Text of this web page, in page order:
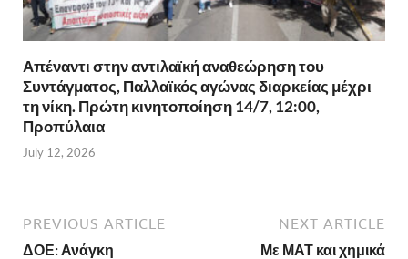
Απέναντι στην αντιλαϊκή αναθεώρηση του
Συντάγματος, Παλλαϊκός αγώνας διαρκείας μέχρι
τη νίκη. Πρώτη κινητοποίηση 14/7, 12:00,
Προπύλαια
July 12, 2026
PREVIOUS ARTICLE
ΔΟΕ: Ανάγκη
NEXT ARTICLE
Με ΜΑΤ και χημικά